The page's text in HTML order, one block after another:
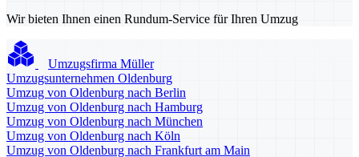
Wir bieten Ihnen einen Rundum-Service für Ihren Umzug
Umzugsfirma Müller
Umzugsunternehmen Oldenburg
Umzug von Oldenburg nach Berlin
Umzug von Oldenburg nach Hamburg
Umzug von Oldenburg nach München
Umzug von Oldenburg nach Köln
Umzug von Oldenburg nach Frankfurt am Main